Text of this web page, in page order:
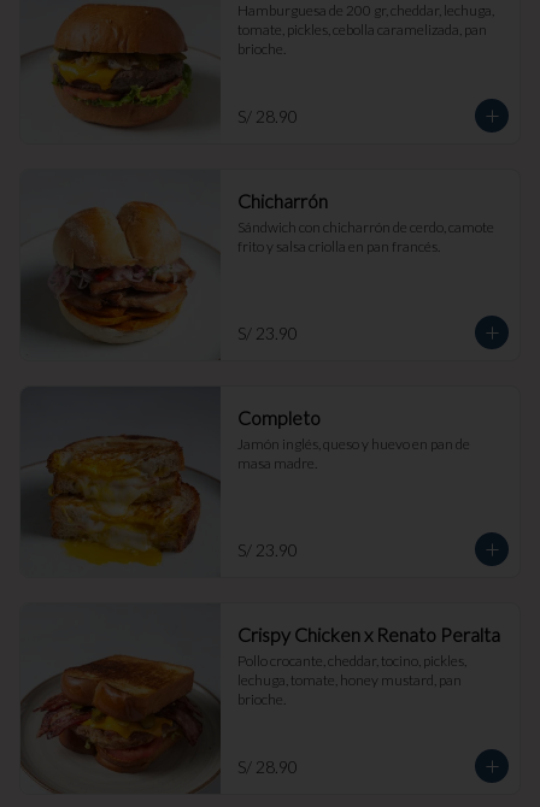
Hamburguesa de 200 gr, cheddar, lechuga,
tomate, pickles, cebolla caramelizada, pan
brioche.
S/ 28.90
Chicharrón
Sándwich con chicharrón de cerdo, camote
frito y salsa criolla en pan francés.
S/ 23.90
Completo
Jamón inglés, queso y huevo en pan de
masa madre.
S/ 23.90
Crispy Chicken x Renato Peralta
Pollo crocante, cheddar, tocino, pickles,
lechuga, tomate, honey mustard, pan
brioche.
S/ 28.90